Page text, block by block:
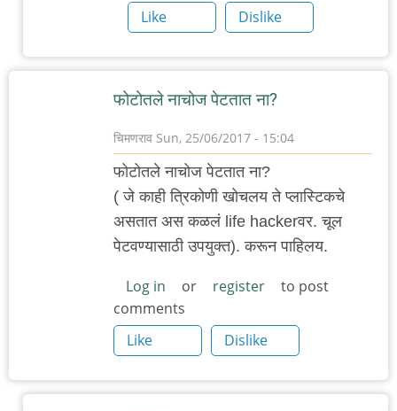
by
आदूबाळ
Like
Dislike
फोटोतले नाचोज पेटतात ना?
चिमणराव Sun, 25/06/2017 - 15:04
फोटोतले नाचोज पेटतात ना?
( जे काही त्रिकोणी खोचलय ते प्लास्टिकचे
असतात अस कळलं life hackerवर. चूल
पेटवण्यासाठी उपयुक्त). करून पाहिलय.
Log in or register
to post
comments
Like
Dislike